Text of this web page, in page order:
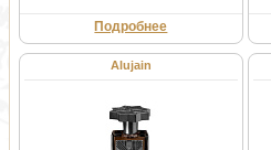
Подробнее
Alujain